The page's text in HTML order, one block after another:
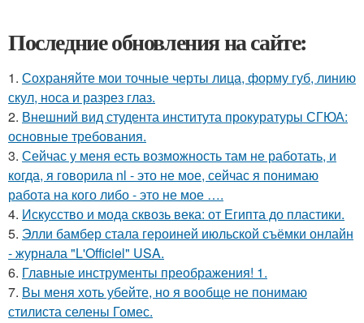
Последние обновления на сайте:
1. Сохраняйте мои точные черты лица, форму губ, линию
скул, носа и разрез глаз.
2. Внешний вид студента института прокуратуры СГЮА:
основные требования.
3. Сейчас у меня есть возможность там не работать, и
когда, я говорила nl - это не мое, сейчас я понимаю
работа на кого либо - это не мое ….
4. Искусство и мода сквозь века: от Египта до пластики.
5. Элли бамбер стала героиней июльской съёмки онлайн
- журнала "L'Officiel" USA.
6. Главные инструменты преображения! 1.
7. Вы меня хоть убейте, но я вообще не понимаю
стилиста селены Гомес.